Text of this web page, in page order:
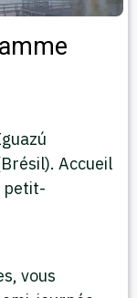
Accueil
petit-
vous